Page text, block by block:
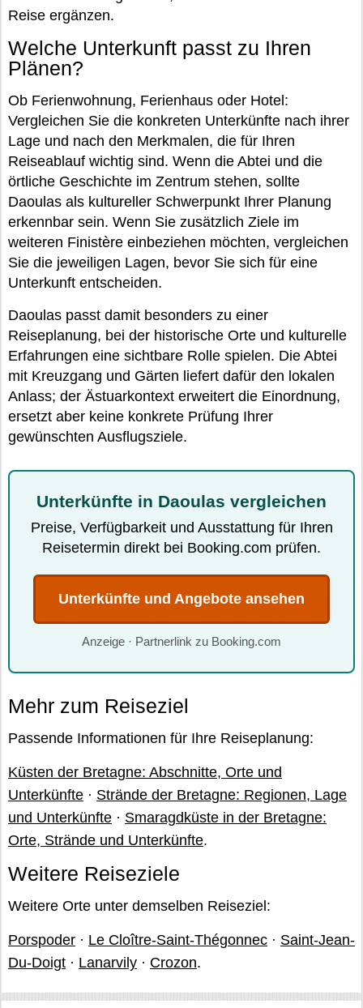
Reise ergänzen.
Welche Unterkunft passt zu Ihren
Plänen?
Ob Ferienwohnung, Ferienhaus oder Hotel:
Vergleichen Sie die konkreten Unterkünfte nach ihrer
Lage und nach den Merkmalen, die für Ihren
Reiseablauf wichtig sind. Wenn die Abtei und die
örtliche Geschichte im Zentrum stehen, sollte
Daoulas als kultureller Schwerpunkt Ihrer Planung
erkennbar sein. Wenn Sie zusätzlich Ziele im
weiteren Finistère einbeziehen möchten, vergleichen
Sie die jeweiligen Lagen, bevor Sie sich für eine
Unterkunft entscheiden.
Daoulas passt damit besonders zu einer
Reiseplanung, bei der historische Orte und kulturelle
Erfahrungen eine sichtbare Rolle spielen. Die Abtei
mit Kreuzgang und Gärten liefert dafür den lokalen
Anlass; der Ästuarkontext erweitert die Einordnung,
ersetzt aber keine konkrete Prüfung Ihrer
gewünschten Ausflugsziele.
Unterkünfte in Daoulas vergleichen
Preise, Verfügbarkeit und Ausstattung für Ihren
Reisetermin direkt bei Booking.com prüfen.
Unterkünfte und Angebote ansehen
Anzeige · Partnerlink zu Booking.com
Mehr zum Reiseziel
Passende Informationen für Ihre Reiseplanung:
Küsten der Bretagne: Abschnitte, Orte und
Unterkünfte · Strände der Bretagne: Regionen, Lage
und Unterkünfte · Smaragdküste in der Bretagne:
Orte, Strände und Unterkünfte.
Weitere Reiseziele
Weitere Orte unter demselben Reiseziel:
Porspoder · Le Cloître-Saint-Thégonnec · Saint-Jean-
Du-Doigt · Lanarvily · Crozon.